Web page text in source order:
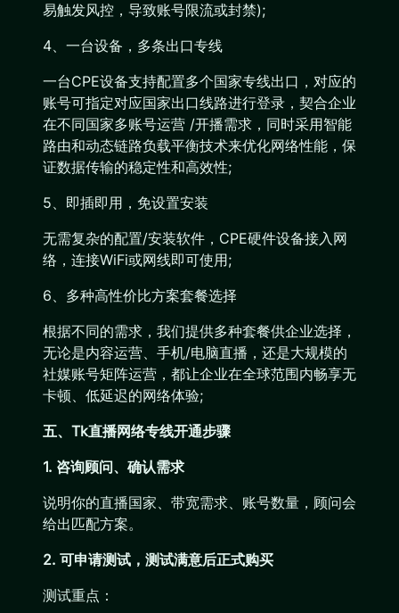
易触发风控，导致账号限流或封禁);
4、一台设备，多条出口专线
一台CPE设备支持配置多个国家专线出口，对应的
账号可指定对应国家出口线路进行登录，契合企业
在不同国家多账号运营 /开播需求，同时采用智能
路由和动态链路负载平衡技术来优化网络性能，保
证数据传输的稳定性和高效性;
5、即插即用，免设置安装
无需复杂的配置/安装软件，CPE硬件设备接入网
络，连接WiFi或网线即可使用;
6、多种高性价比方案套餐选择
根据不同的需求，我们提供多种套餐供企业选择，
无论是内容运营、手机/电脑直播，还是大规模的
社媒账号矩阵运营，都让企业在全球范围内畅享无
卡顿、低延迟的网络体验;
五、Tk直播网络专线开通步骤
1. 咨询顾问、确认需求
说明你的直播国家、带宽需求、账号数量，顾问会
给出匹配方案。
2. 可申请测试，测试满意后正式购买
测试重点：